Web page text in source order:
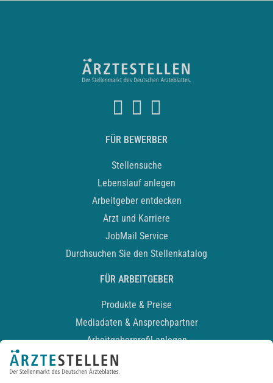
FÜR BEWERBER
Stellensuche
Lebenslauf anlegen
Arbeitgeber entdecken
Arzt und Karriere
JobMail Service
Durchsuchen Sie den Stellenkatalog
FÜR ARBEITGEBER
Produkte & Preise
Mediadaten & Ansprechpartner
Arbeitgeberprofil anlegen
Recruiting-Podcast